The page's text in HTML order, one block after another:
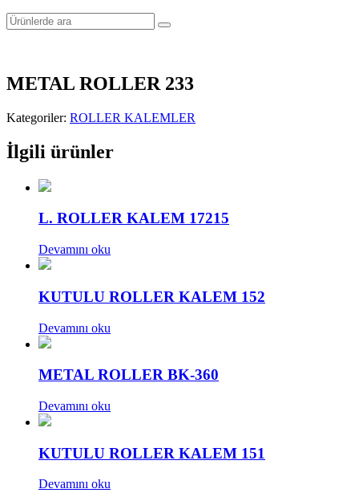
METAL ROLLER 233
Kategoriler: ROLLER KALEMLER
İlgili ürünler
L. ROLLER KALEM 17215
Devamını oku
KUTULU ROLLER KALEM 152
Devamını oku
METAL ROLLER BK-360
Devamını oku
KUTULU ROLLER KALEM 151
Devamını oku